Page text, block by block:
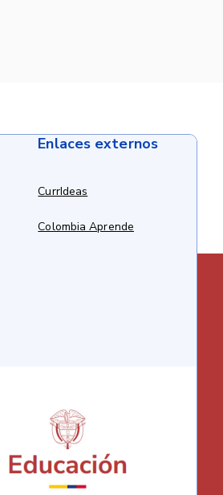
Enlaces externos
CurrIdeas
Colombia Aprende